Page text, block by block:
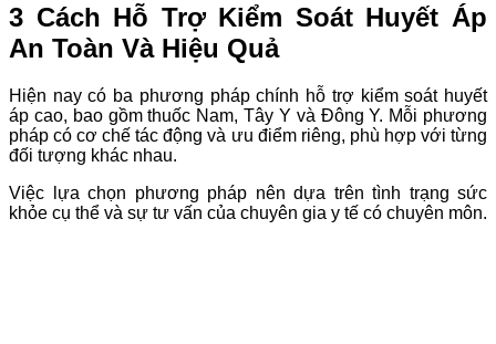
3 Cách Hỗ Trợ Kiểm Soát Huyết Áp
An Toàn Và Hiệu Quả
Hiện nay có ba phương pháp chính hỗ trợ kiểm soát huyết
áp cao, bao gồm thuốc Nam, Tây Y và Đông Y. Mỗi phương
pháp có cơ chế tác động và ưu điểm riêng, phù hợp với từng
đối tượng khác nhau.
Việc lựa chọn phương pháp nên dựa trên tình trạng sức
khỏe cụ thể và sự tư vấn của chuyên gia y tế có chuyên môn.